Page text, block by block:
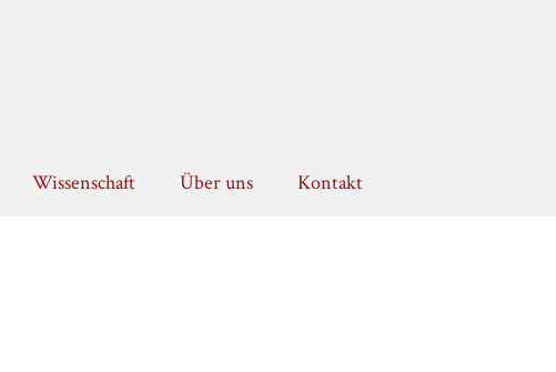
Wissenschaft Über uns Kontakt